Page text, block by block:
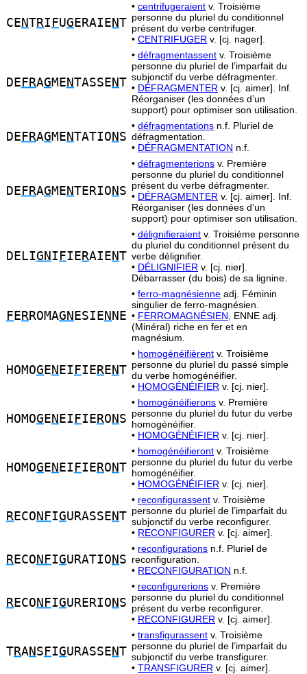
CE NTRI FUG ERAIE NT
• centrifugeraient v. Troisième
personne du pluriel du conditionnel
présent du verbe centrifuger.
• CENTRIFUGER v. [cj. nager].
DE FRAGME NTASSE NT
• défragmentassent v. Troisième
personne du pluriel de l’imparfait du
subjonctif du verbe défragmenter.
• DÉFRAGMENTER v. [cj. aimer]. Inf.
Réorganiser (les données d’un
support) pour optimiser son utilisation.
DE FRAGME NTATIO N S
• défragmentations n.f. Pluriel de
défragmentation.
• DÉFRAGMENTATION n.f.
DE FRAGME NTERIO N S
• défragmenterions v. Première
personne du pluriel du conditionnel
présent du verbe défragmenter.
• DÉFRAGMENTER v. [cj. aimer]. Inf.
Réorganiser (les données d’un
support) pour optimiser son utilisation.
DELIGN I FIE RAIE NT
• délignifieraient v. Troisième personne
du pluriel du conditionnel présent du
verbe délignifier.
• DÉLIGNIFIER v. [cj. nier].
Débarrasser (du bois) de sa lignine.
F E RROMAGN ESIE N NE
• ferro-magnésienne adj. Féminin
singulier de ferro-magnésien.
• FERROMAGNÉSIEN,
ENNE adj.
(Minéral) riche en fer et en
magnésium.
HOMOG E N EI FIE RE NT
• homogénéifièrent v. Troisième
personne du pluriel du passé simple
du verbe homogénéifier.
• HOMOGÉNÉIFIER v. [cj. nier].
HOMOG E N EI FIE RO N S
• homogénéifierons v. Première
personne du pluriel du futur du verbe
homogénéifier.
• HOMOGÉNÉIFIER v. [cj. nier].
HOMOG E N EI FIE RO NT
• homogénéifieront v. Troisième
personne du pluriel du futur du verbe
homogénéifier.
• HOMOGÉNÉIFIER v. [cj. nier].
RECO NFIGURASSE NT
• reconfigurassent v. Troisième
personne du pluriel de l’imparfait du
subjonctif du verbe reconfigurer.
• RECONFIGURER v. [cj. aimer].
RECO NFIGURATIO N S
• reconfigurations n.f. Pluriel de
reconfiguration.
• RECONFIGURATION n.f.
RECO NFIGURERIO N S
• reconfigurerions v. Première
personne du pluriel du conditionnel
présent du verbe reconfigurer.
• RECONFIGURER v. [cj. aimer].
TRAN S FIGURASSE NT
• transfigurassent v. Troisième
personne du pluriel de l’imparfait du
subjonctif du verbe transfigurer.
• TRANSFIGURER v. [cj. aimer].